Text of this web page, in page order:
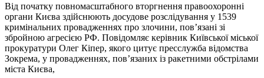
Від початку повномасштабного вторгнення правоохоронні
органи Києва здійснюють досудове розслідування у 1539
кримінальних провадженнях про злочини, пов’язані зі
збройною агресією РФ. Повідомляє керівник Київської міської
прокуратури Олег Кіпер, якого цитує пресслужба відомства
Зокрема, у провадженнях, пов’язаних із ракетними обстрілами
міста Києва,